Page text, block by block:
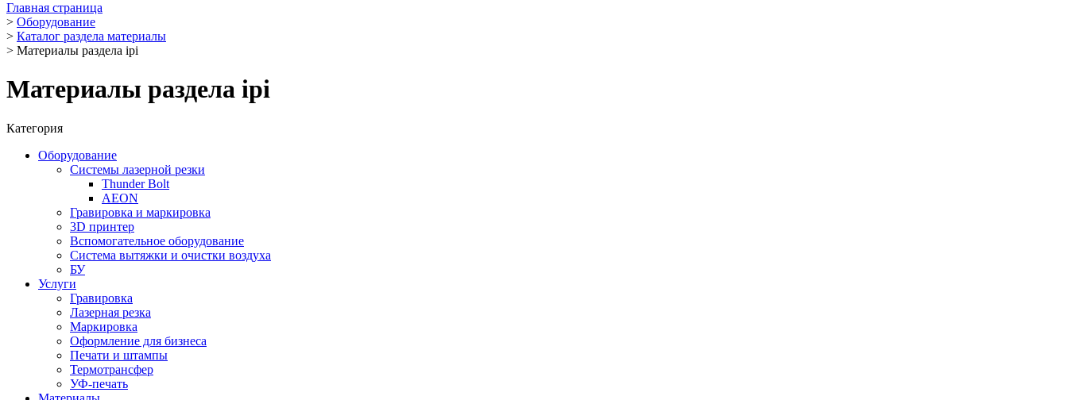
Главная страница
> Оборудование
> Каталог раздела материалы
> Материалы раздела ipi
Материалы раздела ipi
Категория
Оборудование
Системы лазерной резки
Thunder Bolt
AEON
Гравировка и маркировка
3D принтер
Вспомогательное оборудование
Система вытяжки и очистки воздуха
БУ
Услуги
Гравировка
Лазерная резка
Маркировка
Оформление для бизнеса
Печати и штампы
Термотрансфер
УФ-печать